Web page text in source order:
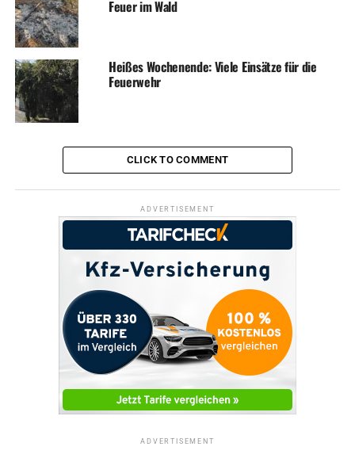
RELATED TOPICS:
Rotes Kreuz stellt sich vor
Gemeine Diebe stehlen Omas Geldbörse
Feuer im Wald
Heißes Wochenende: Viele Einsätze für die
Feuerwehr
CLICK TO COMMENT
ADVERTISEMENT
ADVERTISEMENT